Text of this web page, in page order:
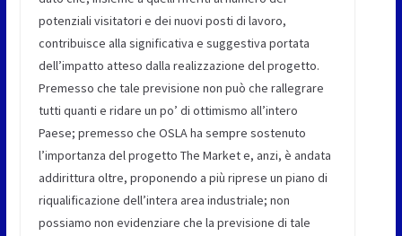
potenziali visitatori e dei nuovi posti di lavoro,
contribuisce alla significativa e suggestiva portata
dell’impatto atteso dalla realizzazione del progetto.
Premesso che tale previsione non può che rallegrare
tutti quanti e ridare un po’ di ottimismo all’intero
Paese; premesso che OSLA ha sempre sostenuto
l’importanza del progetto The Market e, anzi, è andata
addirittura oltre, proponendo a più riprese un piano di
riqualificazione dell’intera area industriale; non
possiamo non evidenziare che la previsione di tale